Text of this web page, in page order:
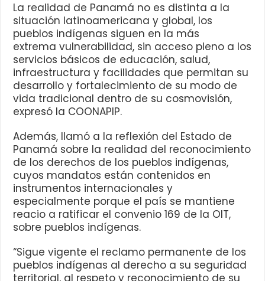
La realidad de Panamá no es distinta a la
situación latinoamericana y global, los
pueblos indígenas siguen en la más
extrema vulnerabilidad, sin acceso pleno a los
servicios básicos de educación, salud,
infraestructura y facilidades que permitan su
desarrollo y fortalecimiento de su modo de
vida tradicional dentro de su cosmovisión,
expresó la COONAPIP.
Además, llamó a la reflexión del Estado de
Panamá sobre la realidad del reconocimiento
de los derechos de los pueblos indígenas,
cuyos mandatos están contenidos en
instrumentos internacionales y
especialmente porque el país se mantiene
reacio a ratificar el convenio 169 de la OIT,
sobre pueblos indígenas.
“Sigue vigente el reclamo permanente de los
pueblos indígenas al derecho a su seguridad